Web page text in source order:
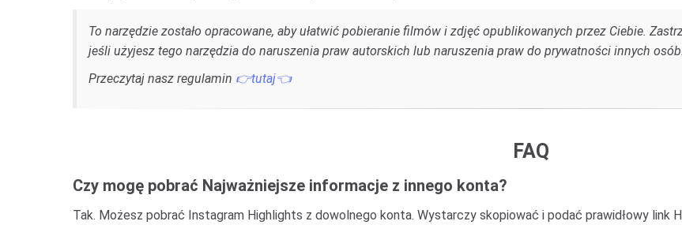
To narzędzie zostało opracowane, aby ułatwić pobieranie filmów i zdjęć opublikowanych przez Ciebie.
jeśli użyjesz tego narzędzia do naruszenia praw autorskich lub naruszenia praw do prywatności innych osób.
Przeczytaj nasz regulamin 👉tutaj👈
FAQ
Czy mogę pobrać Najważniejsze informacje z innego konta?
Tak. Możesz pobrać Instagram Highlights z dowolnego konta. Wystarczy skopiować i podać prawidłowy link